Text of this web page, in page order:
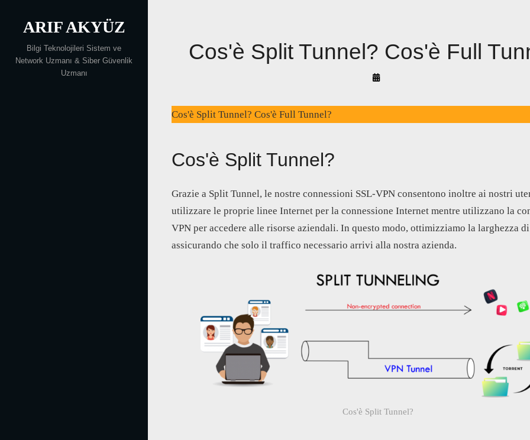
content
ARIF AKYÜZ
Bilgi Teknolojileri Sistem ve
Network Uzmanı & Siber Güvenlik
Uzmanı
Cos'è Split Tunnel? Cos'è Full
By
Akyüz
Cos'è Split Tunnel? Cos'è Full Tunnel?
Cos'è Split Tunnel?
Grazie a Split Tunnel, le nostre connessioni SSL-VPN consentono inoltre ai nostri
utilizzare le proprie linee Internet per la connessione Internet mentre utilizzano la
VPN per accedere alle risorse aziendali. In questo modo, ottimizziamo la larghezza
assicurando che solo il traffico necessario arrivi alla nostra azienda.
Cos'è Split Tunnel?